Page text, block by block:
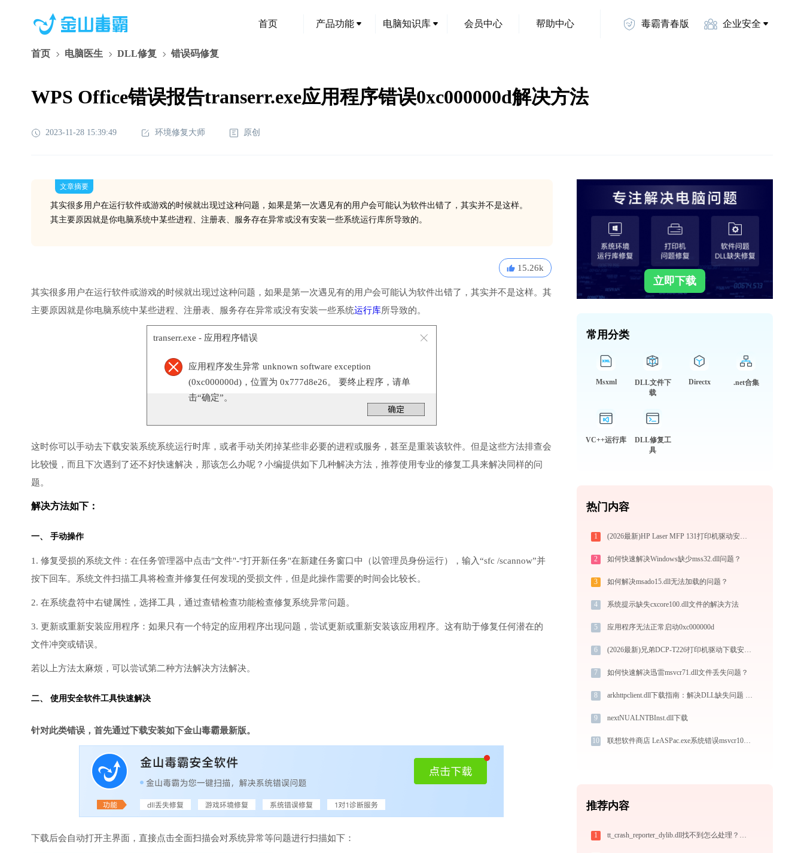
首页 产品功能 电脑知识库 会员中心 帮助中心 毒霸青春版 企业安全
首页 电脑医生 DLL修复 错误码修复
WPS Office错误报告transerr.exe应用程序错误0xc000000d解决方法
2023-11-28 15:39:49 环境修复大师 原创
文章摘要
其实很多用户在运行软件或游戏的时候就出现过这种问题，如果是第一次遇见有的用户会可能认为软件出错了，其实并不是这样。
其主要原因就是你电脑系统中某些进程、注册表、服务存在异常或没有安装一些系统运行库所导致的。
15.26k
其实很多用户在运行软件或游戏的时候就出现过这种问题，如果是第一次遇见有的用户会可能认为软件出错了，其实并不是这样。其
主要原因就是你电脑系统中某些进程、注册表、服务存在异常或没有安装一些系统运行库所导致的。
transerr.exe - 应用程序错误
应用程序发生异常 unknown software exception
(0xc000000d)，位置为 0x777d8e26。 要终止程序，请单
击“确定”。
这时你可以手动去下载安装系统系统运行时库，或者手动关闭掉某些非必要的进程或服务，甚至是重装该软件。但是这些方法排查会
比较慢，而且下次遇到了还不好快速解决，那该怎么办呢？小编提供如下几种解决方法，推荐使用专业的修复工具来解决同样的问
题。
解决方法如下：
一、 手动操作
1. 修复受损的系统文件：在任务管理器中点击"文件"-"打开新任务"在新建任务窗口中（以管理员身份运行），输入“sfc /scannow”并
按下回车。系统文件扫描工具将检查并修复任何发现的受损文件，但是此操作需要的时间会比较长。
2. 在系统盘符中右键属性，选择工具，通过查错检查功能检查修复系统异常问题。
3. 更新或重新安装应用程序：如果只有一个特定的应用程序出现问题，尝试更新或重新安装该应用程序。这有助于修复任何潜在的
文件冲突或错误。
若以上方法太麻烦，可以尝试第二种方法解决方法解决。
二、 使用安全软件工具快速解决
针对此类错误，首先通过下载安装如下金山毒霸最新版。
下载后会自动打开主界面，直接点击全面扫描会对系统异常等问题进行扫描如下：
立即下载
常用分类
Msxml
DLL文件下
载
Directx .net合集
VC++运行库
DLL修复工
具
热门内容
1 (2026最新)HP Laser MFP 131打印机驱动安装全攻略：从下载到安装完全教程
2 如何快速解决Windows缺少mss32.dll问题？
3 如何解决msado15.dll无法加载的问题？
4 系统提示缺失cxcore100.dll文件的解决方法
5 应用程序无法正常启动0xc000000d
6 (2026最新)兄弟DCP-T226打印机驱动下载安装全程指导，轻松解决打印问题
7 如何快速解决迅雷msvcr71.dll文件丢失问题？
8 arkhttpclient.dll下载指南：解决DLL缺失问题 | 官方免费32/64位版本
9 nextNUALNTBInst.dll下载
10 联想软件商店 LeASPac.exe系统错误msvcr100.dll丢失如何解决
推荐内容
1 tt_crash_reporter_dylib.dll找不到怎么处理？程序闪退修复页